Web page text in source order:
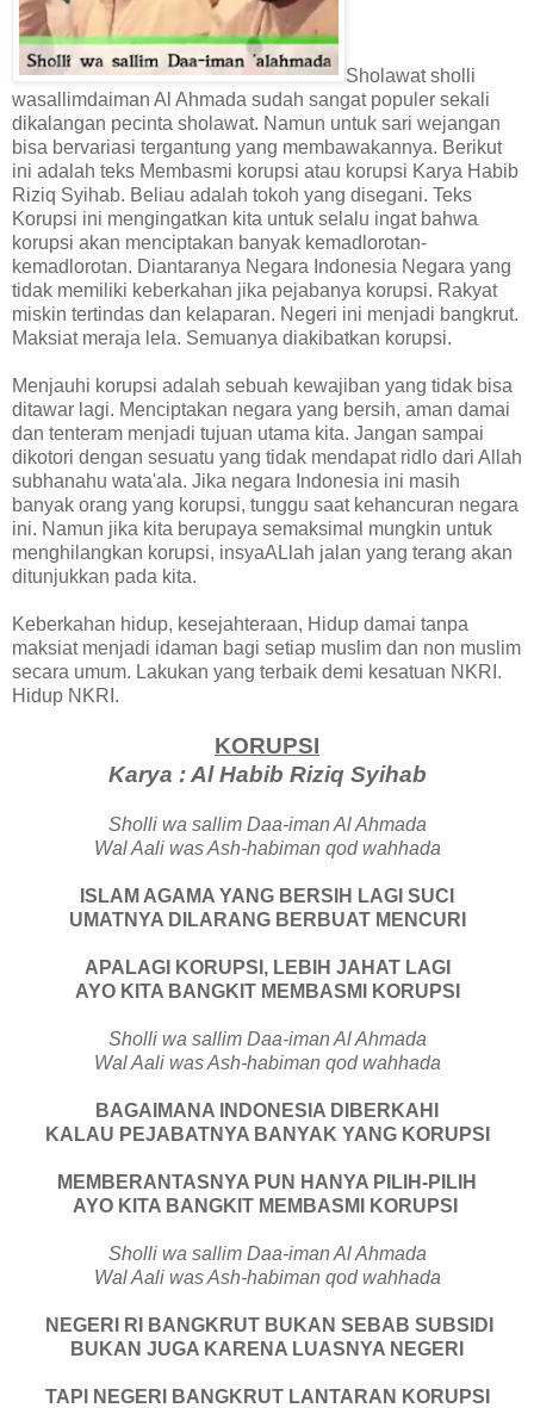
Sholawat sholli
wasallimdaiman Al Ahmada sudah sangat populer sekali
dikalangan pecinta sholawat. Namun untuk sari wejangan
bisa bervariasi tergantung yang membawakannya. Berikut
ini adalah teks Membasmi korupsi atau korupsi Karya Habib
Riziq Syihab. Beliau adalah tokoh yang disegani. Teks
Korupsi ini mengingatkan kita untuk selalu ingat bahwa
korupsi akan menciptakan banyak kemadlorotan-
kemadlorotan. Diantaranya Negara Indonesia Negara yang
tidak memiliki keberkahan jika pejabanya korupsi. Rakyat
miskin tertindas dan kelaparan. Negeri ini menjadi bangkrut.
Maksiat meraja lela. Semuanya diakibatkan korupsi.
Menjauhi korupsi adalah sebuah kewajiban yang tidak bisa
ditawar lagi. Menciptakan negara yang bersih, aman damai
dan tenteram menjadi tujuan utama kita. Jangan sampai
dikotori dengan sesuatu yang tidak mendapat ridlo dari Allah
subhanahu wata'ala. Jika negara Indonesia ini masih
banyak orang yang korupsi, tunggu saat kehancuran negara
ini. Namun jika kita berupaya semaksimal mungkin untuk
menghilangkan korupsi, insyaALlah jalan yang terang akan
ditunjukkan pada kita.
Keberkahan hidup, kesejahteraan, Hidup damai tanpa
maksiat menjadi idaman bagi setiap muslim dan non muslim
secara umum. Lakukan yang terbaik demi kesatuan NKRI.
Hidup NKRI.
KORUPSI
Karya : Al Habib Riziq Syihab
Sholli wa sallim Daa-iman Al Ahmada
Wal Aali was Ash-habiman qod wahhada
ISLAM AGAMA YANG BERSIH LAGI SUCI
UMATNYA DILARANG BERBUAT MENCURI
APALAGI KORUPSI, LEBIH JAHAT LAGI
AYO KITA BANGKIT MEMBASMI KORUPSI
Sholli wa sallim Daa-iman Al Ahmada
Wal Aali was Ash-habiman qod wahhada
BAGAIMANA INDONESIA DIBERKAHI
KALAU PEJABATNYA BANYAK YANG KORUPSI
MEMBERANTASNYA PUN HANYA PILIH-PILIH
AYO KITA BANGKIT MEMBASMI KORUPSI
Sholli wa sallim Daa-iman Al Ahmada
Wal Aali was Ash-habiman qod wahhada
NEGERI RI BANGKRUT BUKAN SEBAB SUBSIDI
BUKAN JUGA KARENA LUASNYA NEGERI
TAPI NEGERI BANGKRUT LANTARAN KORUPSI